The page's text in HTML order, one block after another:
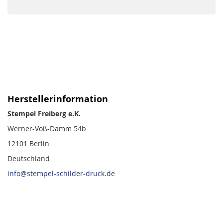
Herstellerinformation
Stempel Freiberg e.K.
Werner-Voß-Damm 54b
12101 Berlin
Deutschland
info@stempel-schilder-druck.de